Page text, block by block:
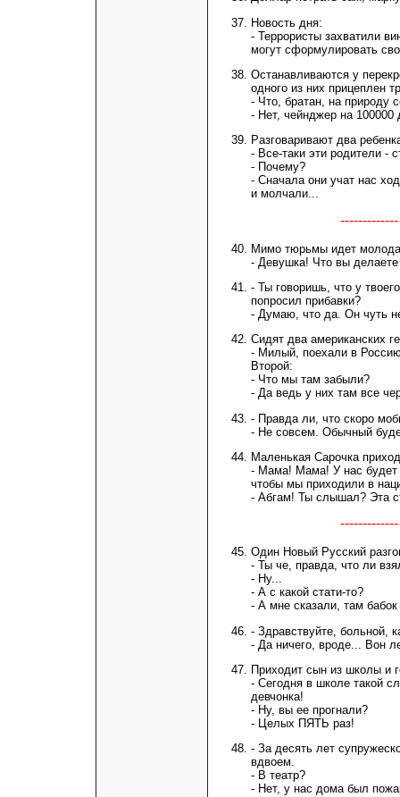
Новость дня:
- Террористы захватили
могут сформулировать
Останавливаются у
одного из них прицеплен
- Что, братан, на природу
- Нет, чейнджер на 100000
Разговаривают два
- Все-таки эти родители -
- Почему?
- Сначала они учат нас
и молчали...
Мимо тюрьмы идет
- Девушка! Что вы
- Ты говоришь, что у
попросил прибавки?
- Думаю, что да. Он чуть
Сидят два американских
- Милый, поехали в
Второй:
- Что мы там забыли?
- Да ведь у них там все
- Правда ли, что скоро
- Не совсем. Обычный
Маленькая Сарочка
- Мама! Мама! У нас будет
чтобы мы приходили в
- Абгам! Ты слышал? Эта
Один Новый Русский
- Ты че, правда, что ли
- Ну...
- А с какой стати-то?
- А мне сказали, там
- Здравствyйте, больной,
- Да ничего, вроде... Вон
Приходит сын из школы и
- Сегодня в школе такой
девчонка!
- Hу, вы ее прогнали?
- Целых ПЯТЬ раз!
- За десять лет
вдвоем.
- В театр?
- Нет, у нас дома был